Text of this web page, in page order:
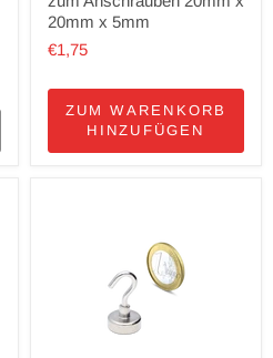
20mm x 5mm
€1,75
ZUM WARENKORB
HINZUFÜGEN